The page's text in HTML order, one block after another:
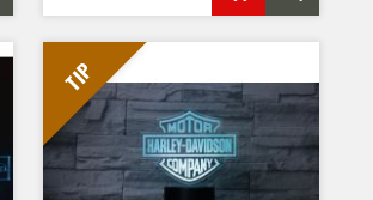
4: S napájecím adaptérem USB jej můžete
připojit k domácí zásuvce nebo k portu
USB počítače. Možnost vložení baterií.
5: Úspora energie. Výkon: 0.012kw.h / 24
hodin, Životnost LED: 50000 hodin
7: Tato lampa může být umístěna v ložnici,
dětském pokoji, obývacím pokoji, baru,
obchodě, kavárně, restauraci atd jako
dekorativní světlo.
TIP